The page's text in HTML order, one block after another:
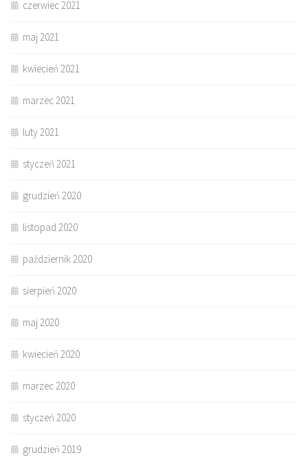
czerwiec 2021
maj 2021
kwiecień 2021
marzec 2021
luty 2021
styczeń 2021
grudzień 2020
listopad 2020
październik 2020
sierpień 2020
maj 2020
kwiecień 2020
marzec 2020
styczeń 2020
grudzień 2019